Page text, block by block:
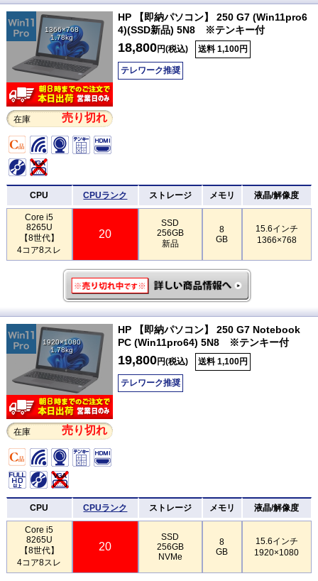
1366×768
1.78kg
在庫 売り切れ
HP 【即納パソコン】 250 G7 (Win11pro6
4)(SSD新品) 5N8 ※テンキー付
18,800円(税込) 送料 1,100円
テレワーク推奨
CPU CPUランク ストレージ メモリ 液晶/解像度
Core i5
8265U
【8世代】
4コア8スレ
20
SSD
256GB
新品
8
GB
15.6インチ
1366×768
1920×1080
1.78kg
在庫 売り切れ
HP 【即納パソコン】 250 G7 Notebook
PC (Win11pro64) 5N8 ※テンキー付
19,800円(税込) 送料 1,100円
テレワーク推奨
CPU CPUランク ストレージ メモリ 液晶/解像度
Core i5
8265U
【8世代】
4コア8スレ
20
SSD
256GB
NVMe
8
GB
15.6インチ
1920×1080